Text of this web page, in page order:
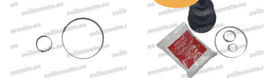
Lisää vertailuun
Pikakatselu